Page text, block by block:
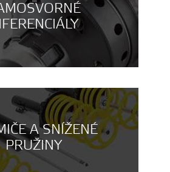
A SNÍŽENÉ
PRUŽINY